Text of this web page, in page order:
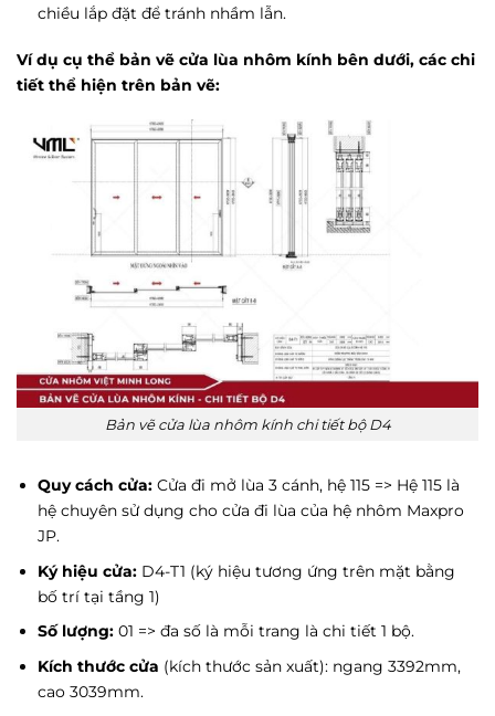
chiều lắp đặt để tránh nhầm lẫn.
Ví dụ cụ thể bản vẽ cửa lùa nhôm kính bên dưới, các chi
tiết thể hiện trên bản vẽ:
Bản vẽ cửa lùa nhôm kính chi tiết bộ D4
Quy cách cửa: Cửa đi mở lùa 3 cánh, hệ 115 => Hệ 115 là
hệ chuyên sử dụng cho cửa đi lùa của hệ nhôm Maxpro
JP.
Ký hiệu cửa:D4-T1 (ký hiệu tương ứng trên mặt bằng
bố trí tại tầng 1)
Số lượng:01 => đa số là mỗi trang là chi tiết 1 bộ.
Kích thước cửa (kích thước sản xuất): ngang 3392mm,
cao 3039mm.